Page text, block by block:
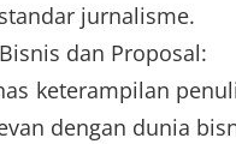
jurnalisme.
dan Proposal:
keterampilan
dengan dunia